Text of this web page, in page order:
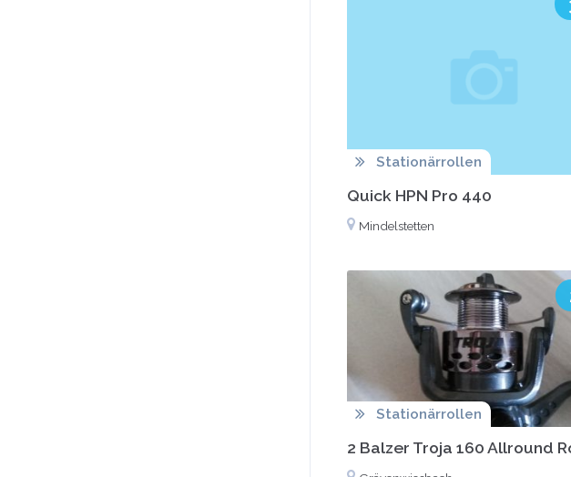
Stationärrollen
Quick HPN Pro 440
Mindelstetten
Stationärrollen
2 Balzer Troja 160 Allround